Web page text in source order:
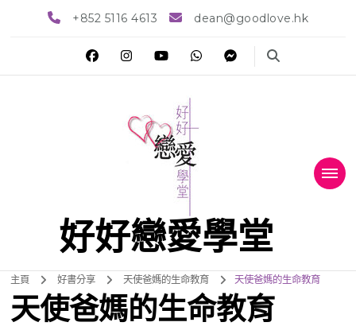
+852 5116 4613 dean@goodlove.hk
好好戀愛學堂
主頁 好書分享 天使爸媽的生命教育 天使爸媽的生命教育
天使爸媽的生命教育